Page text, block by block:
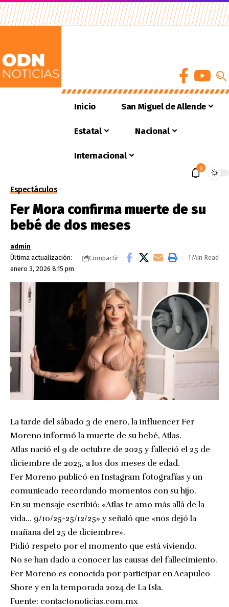
Inicio San Miguel de Allende
Estatal Nacional
Internacional
9
Espectáculos
Fer Mora confirma muerte de su
bebé de dos meses
Última actualización:
enero 3, 2026 8:15 pm
admin
Compartir
1 Min Read
La tarde del sábado 3 de enero, la influencer Fer
Moreno informó la muerte de su bebé, Atlas.
Atlas nació el 9 de octubre de 2025 y falleció el 25 de
diciembre de 2025, a los dos meses de edad.
Fer Moreno publicó en Instagram fotografías y un
comunicado recordando momentos con su hijo.
En su mensaje escribió: «Atlas te amo más allá de la
vida… 9/10/25-25/12/25» y señaló que «nos dejó la
mañana del 25 de diciembre».
Pidió respeto por el momento que está viviendo.
No se han dado a conocer las causas del fallecimiento.
Fer Moreno es conocida por participar en Acapulco
Shore y en la temporada 2024 de La Isla.
Fuente: contactonoticias.com.mx